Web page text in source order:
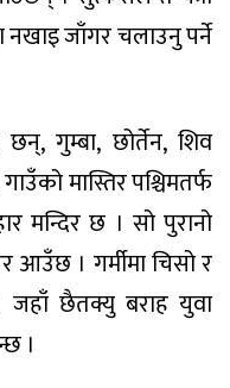
जाँगर चलाउनु पर्ने
गुम्बा, छोर्तेन, शिव
मास्तिर पश्चिमतर्फ
मन्दिर छ । सो पुरानो
आउँछ । गर्मीमा चिसो र
जहाँ छैतक्यु बराह युवा
।